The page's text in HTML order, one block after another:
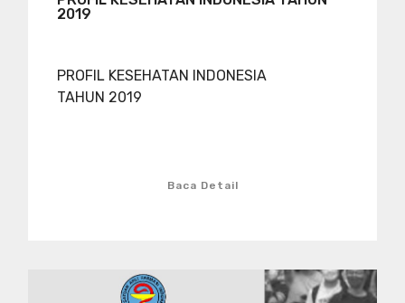
2019
PROFIL KESEHATAN INDONESIA
TAHUN 2019
Baca Detail